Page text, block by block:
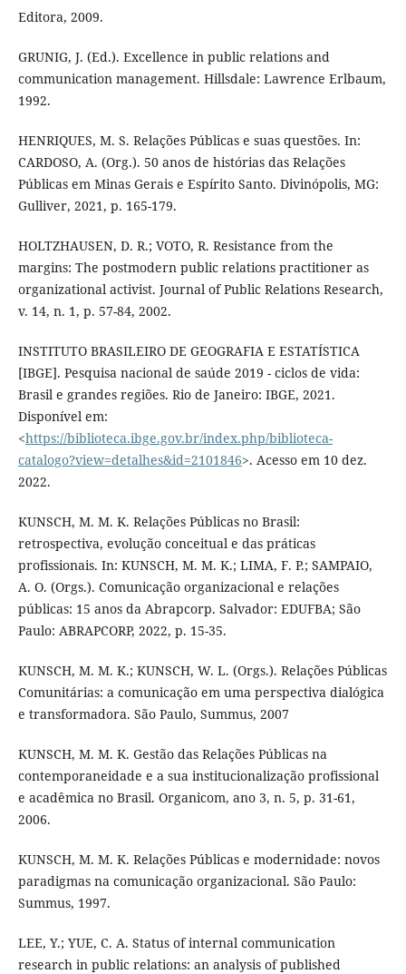
Editora, 2009.
GRUNIG, J. (Ed.). Excellence in public relations and
communication management. Hillsdale: Lawrence Erlbaum,
1992.
HENRIQUES, M. S. Relações Públicas e suas questões. In:
CARDOSO, A. (Org.). 50 anos de histórias das Relações
Públicas em Minas Gerais e Espírito Santo. Divinópolis, MG:
Gulliver, 2021, p. 165-179.
HOLTZHAUSEN, D. R.; VOTO, R. Resistance from the
margins: The postmodern public relations practitioner as
organizational activist. Journal of Public Relations Research,
v. 14, n. 1, p. 57-84, 2002.
INSTITUTO BRASILEIRO DE GEOGRAFIA E ESTATÍSTICA
[IBGE]. Pesquisa nacional de saúde 2019 - ciclos de vida:
Brasil e grandes regiões. Rio de Janeiro: IBGE, 2021.
Disponível em:
<https://biblioteca.ibge.gov.br/index.php/biblioteca-
catalogo?view=detalhes&id=2101846>. Acesso em 10 dez.
2022.
KUNSCH, M. M. K. Relações Públicas no Brasil:
retrospectiva, evolução conceitual e das práticas
profissionais. In: KUNSCH, M. M. K.; LIMA, F. P.; SAMPAIO,
A. O. (Orgs.). Comunicação organizacional e relações
públicas: 15 anos da Abrapcorp. Salvador: EDUFBA; São
Paulo: ABRAPCORP, 2022, p. 15-35.
KUNSCH, M. M. K.; KUNSCH, W. L. (Orgs.). Relações Públicas
Comunitárias: a comunicação em uma perspectiva dialógica
e transformadora. São Paulo, Summus, 2007
KUNSCH, M. M. K. Gestão das Relações Públicas na
contemporaneidade e a sua institucionalização profissional
e acadêmica no Brasil. Organicom, ano 3, n. 5, p. 31-61,
2006.
KUNSCH, M. M. K. Relações Públicas e modernidade: novos
paradigmas na comunicação organizacional. São Paulo:
Summus, 1997.
LEE, Y.; YUE, C. A. Status of internal communication
research in public relations: an analysis of published